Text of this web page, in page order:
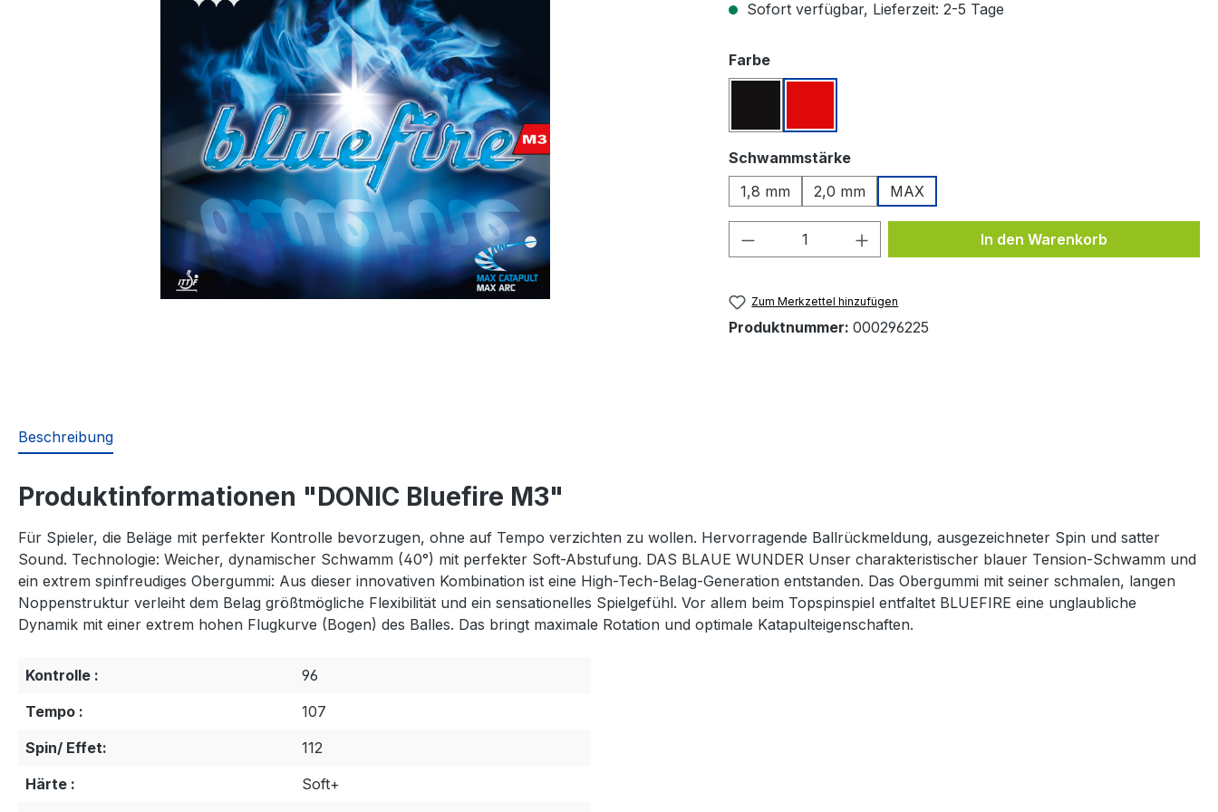
Sofort verfügbar, Lieferzeit: 2-5 Tage
Farbeauswählen
Schwammstärkeauswählen
1,8 mm
2,0 mm MAX
Produkt Anzahl: Gib den gewünschten Wert
In den Warenkorb
Zum Merkzettel hinzufügen
Produktnummer: 000296225
Beschreibung
Produktinformationen "DONIC Bluefire M3"
Für Spieler, die Beläge mit perfekter Kontrolle bevorzugen, ohne auf Tempo verzichten zu wollen. Hervorragende Ballrückmeldung, ausgezeichneter Spin und satter
Sound. Technologie: Weicher, dynamischer Schwamm (40°) mit perfekter Soft-Abstufung. DAS BLAUE WUNDER Unser charakteristischer blauer Tension-Schwamm und
ein extrem spinfreudiges Obergummi: Aus dieser innovativen Kombination ist eine High-Tech-Belag-Generation entstanden. Das Obergummi mit seiner schmalen, langen
Noppenstruktur verleiht dem Belag größtmögliche Flexibilität und ein sensationelles Spielgefühl. Vor allem beim Topspinspiel entfaltet BLUEFIRE eine unglaubliche
Dynamik mit einer extrem hohen Flugkurve (Bogen) des Balles. Das bringt maximale Rotation und optimale Katapulteigenschaften.
Kontrolle :
96
Tempo :
107
Spin/ Effet:
112
Härte :
Soft+